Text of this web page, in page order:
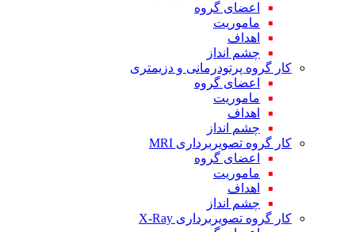
اعضای گروه
ماموریت
اهداف
چشم انداز
کار گروه پرتودرمانی و دزیمتری
اعضای گروه
ماموریت
اهداف
چشم انداز
کار گروه تصویربرداری MRI
اعضای گروه
ماموریت
اهداف
چشم انداز
کار گروه تصویربرداری X-Ray